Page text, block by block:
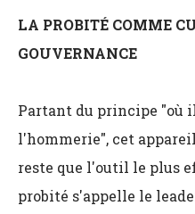
LA PROBITÉ COMME
GOUVERNANCE
Partant du principe "où
l'hommerie", cet
reste que l'outil le plus
probité s'appelle le